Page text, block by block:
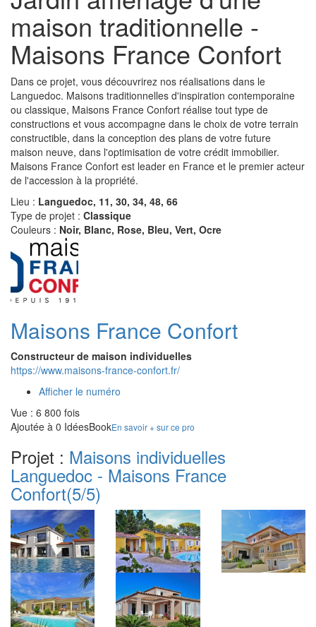
maison traditionnelle -
Maisons France Confort
Dans ce projet, vous découvrirez nos réalisations dans le
Languedoc. Maisons traditionnelles d'inspiration contemporaine
ou classique, Maisons France Confort réalise tout type de
constructions et vous accompagne dans le choix de votre terrain
constructible, dans la conception des plans de votre future
maison neuve, dans l'optimisation de votre crédit immobilier.
Maisons France Confort est leader en France et le premier acteur
de l'accession à la propriété.
Lieu : Languedoc, 11, 30, 34, 48, 66
Type de projet : Classique
Couleurs : Noir, Blanc, Rose, Bleu, Vert, Ocre
Maisons France Confort
Constructeur de maison individuelles
https://www.maisons-france-confort.fr/
Afficher le numéro
Vue : 6 800 fois
Ajoutée à 0 IdéesBookEn savoir + sur ce pro
Projet : Maisons individuelles
Languedoc - Maisons France
Confort(5/5)